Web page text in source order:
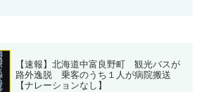
【速報】北海道中富良野町 観光バスが
路外逸脱 乗客のうち１人が病院搬送
【ナレーションなし】